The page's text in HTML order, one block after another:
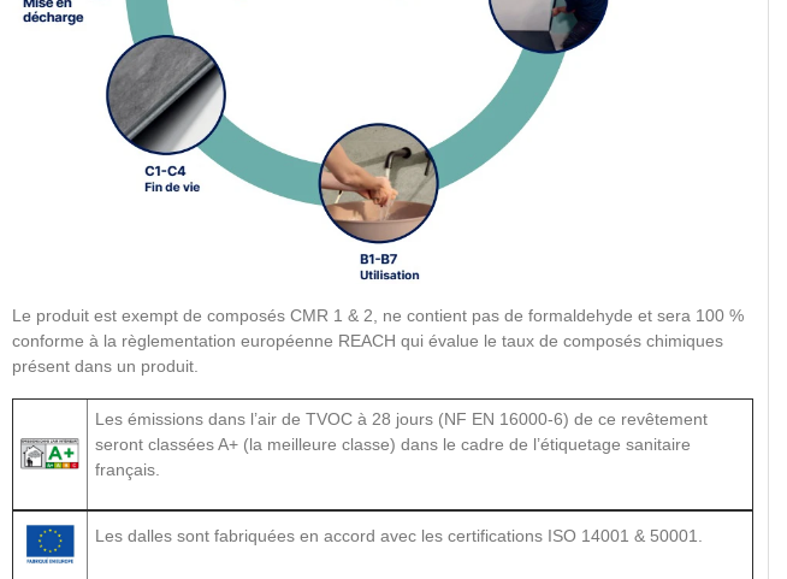
Le produit est exempt de composés CMR 1 & 2, ne contient pas de formaldehyde et sera 100 %
conforme à la règlementation européenne REACH qui évalue le taux de composés chimiques
présent dans un produit.
Les émissions dans l’air de TVOC à 28 jours (NF EN 16000-6) de ce revêtement
seront classées A+ (la meilleure classe) dans le cadre de l’étiquetage sanitaire
français.
Les dalles sont fabriquées en accord avec les certifications ISO 14001 & 50001.